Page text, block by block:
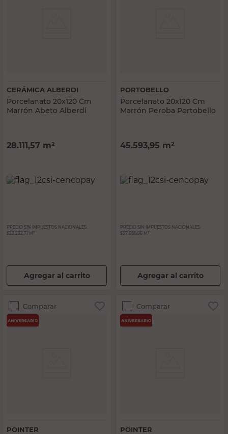
CERÁMICA ALBERDI
Porcelanato 20x120 Cm
Marrón Abeto Alberdi
28.111,57 m²
PRECIO SIN IMPUESTOS NACIONALES:
$23.232,71 M²
Agregar al carrito
PORTOBELLO
Porcelanato 20x120 Cm
Marrón Peroba Portobello
45.593,95 m²
PRECIO SIN IMPUESTOS NACIONALES:
$37.680,96 M²
Agregar al carrito
Comparar
POINTER
Comparar
POINTER